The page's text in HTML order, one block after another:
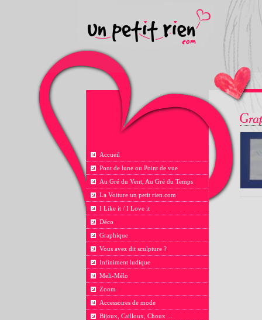
Accueil
Pont de lune ou Point de vue
Au Gré du Vent, Au Gré du Temps
La Voiture un petit rien.com
I Like it / I Love it
Déco
Graphique
Vous avez dit sculpture ?
Infiniment ludique
Meli-Mélo
Zoom
Accessoires de mode
Bijoux, Cailloux, Choux ...